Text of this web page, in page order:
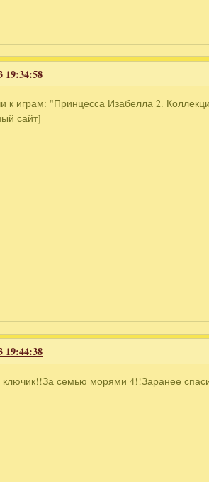
19:34:58
к играм: "Принцесса Изабелла 2.
сайт]
19:44:38
семью морями 4!!Заранее